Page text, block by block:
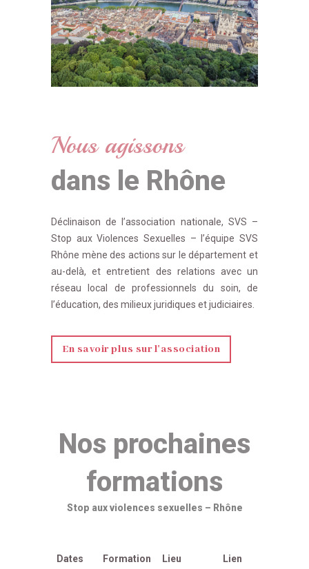
Nous agissons
dans le Rhône
Déclinaison de l’association nationale, SVS –
Stop aux Violences Sexuelles – l’équipe SVS
Rhône mène des actions sur le département et
au-delà, et entretient des relations avec un
réseau local de professionnels du soin, de
l’éducation, des milieux juridiques et judiciaires.
En savoir plus sur l'association
Nos prochaines
formations
Stop aux violences sexuelles – Rhône
Dates Formation Lieu Lien